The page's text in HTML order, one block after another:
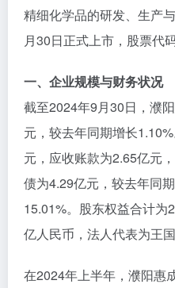
精细化学品的研发、生产
月30日正式上市，股票代
一、企业规模与财务状况
截至2024年9月30日，濮
元，较去年同期增长
元，应收账款为2.65亿元
债为4.29亿元，较去年同
15.01%。股东权益合计为
亿人民币，法人代表为王国
在2024年上半年，濮阳惠